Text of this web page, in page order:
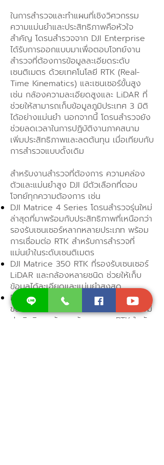
ในการสำรวจและทำแผนที่เชิงวิศวกรรม
ความแม่นยำและประสิทธิภาพคือหัวใจ
สำคัญ โดรนสำรวจจาก DJI Enterprise
ได้รับการออกแบบมาเพื่อตอบโจทย์งาน
สำรวจที่ต้องการข้อมูลละเอียดระดับ
เซนติเมตร ด้วยเทคโนโลยี RTK (Real-
Time Kinematics) และเซนเซอร์ขั้นสูง
เช่น กล้องความละเอียดสูงและ LiDAR ที่
ช่วยให้สามารถเก็บข้อมูลภูมิประเทศ 3 มิติ
ได้อย่างแม่นยำ นอกจากนี้ โดรนสำรวจยัง
ช่วยลดเวลาในการปฏิบัติงานภาคสนาม
เพิ่มประสิทธิภาพและลดต้นทุน เมื่อเทียบกับ
การสำรวจแบบดั้งเดิม
สำหรับงานสำรวจที่ต้องการ ความคล่อง
ตัวและแม่นยำสูง DJI มีตัวเลือกที่ตอบ
โจทย์ทุกความต้องการ เช่น
DJI Matrice 4 Series โดรนสำรวจรุ่นใหม่
ล่าสุดที่มาพร้อมกับประสิทธิภาพที่เหนือกว่า
รองรับเซนเซอร์หลากหลายประเภท พร้อม
การเชื่อมต่อ RTK สำหรับการสำรวจที่
แม่นยำในระดับเซนติเมตร
DJI Matrice 350 RTK ที่รองรับเซนเซอร์
LiDAR และกล้องหลายชนิด ช่วยให้เก็บ
ข้อมูลได้ละเอียดและแม่นยำสูงสุด
DJI Mavic 3 Enterprise Series ซึ่งมี
ขนาดกะทัดรัด แต่สามารถทำงานได้อย่างมี
ประสิทธิภาพด้วย กล้องซูมและ RTK ในตัว